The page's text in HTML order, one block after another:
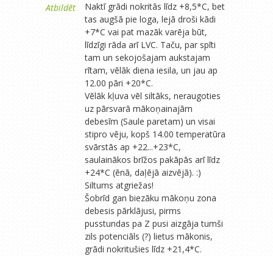
Atbildēt
Naktī grādi nokritās līdz +8,5*C, bet
tas augšā pie loga, lejā droši kādi
+7*C vai pat mazāk varēja būt,
līdzīgi rāda arī LVC. Taču, par spīti
tam un sekojošajam aukstajam
rītam, vēlāk diena iesila, un jau ap
12.00 pāri +20*C.
Vēlāk kļuva vēl siltāks, neraugoties
uz pārsvarā mākoņainajām
debesīm (Saule paretam) un visai
stipro vēju, kopš 14.00 temperatūra
svārstās ap +22...+23*C,
saulainākos brīžos pakāpās arī līdz
+24*C (ēnā, daļējā aizvējā). :)
Siltums atgriežas!
Šobrīd gan biezāku mākoņu zona
debesis pārklājusi, pirms
pusstundas pa Z pusi aizgāja tumši
zils potenciāls (?) lietus mākonis,
grādi nokritušies līdz +21,4*C.